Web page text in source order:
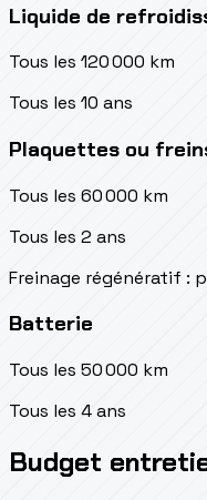
Liquide de
Tous les 120 000 km
Tous les 10 ans
Plaquettes ou
Tous les 60 000 km
Tous les 2 ans
Freinage régénératif :
Batterie
Tous les 50 000 km
Tous les 4 ans
Budget